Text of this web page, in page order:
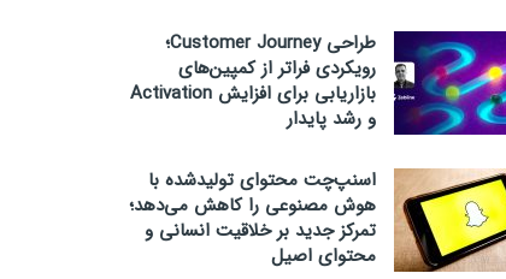
طراحی Customer Journey؛
رویکردی فراتر از کمپین‌های
بازاریابی برای افزایش Activation
و رشد پایدار
اسنپ‌چت محتوای تولیدشده با
هوش مصنوعی را کاهش می‌دهد؛
تمرکز جدید بر خلاقیت انسانی و
محتوای اصیل